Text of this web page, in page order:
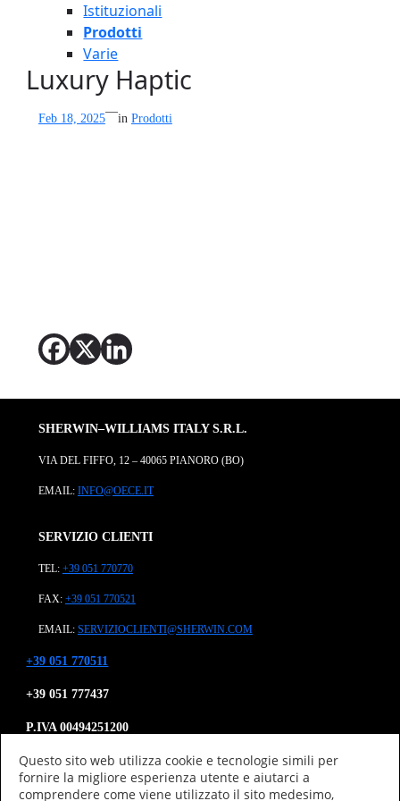
Istituzionali
Prodotti
Varie
Luxury Haptic
Feb 18, 2025—in Prodotti
SHERWIN–WILLIAMS ITALY S.R.L.
VIA DEL FIFFO, 12 – 40065 PIANORO (BO)
EMAIL: INFO@OECE.IT
SERVIZIO CLIENTI
TEL: +39 051 770770
FAX: +39 051 770521
EMAIL: SERVIZIOCLIENTI@SHERWIN.COM
+39 051 770511
+39 051 777437
P.IVA 00494251200
CF 08866930
Azienda
Questo sito web utilizza cookie e tecnologie simili per
fornire la migliore esperienza utente e aiutarci a
comprendere come viene utilizzato il sito medesimo,